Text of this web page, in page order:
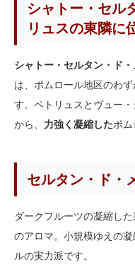
シャトー・セル
リュスの東隣に
シャトー・セルタン・ド
は、ポムロール地区のわ
す。ペトリュスとヴュー
から、 力強く凝縮したポム
セルタン・ド・
ダークフルーツの凝縮した
のアロマ。小規模ゆえの
ルの実力派です。